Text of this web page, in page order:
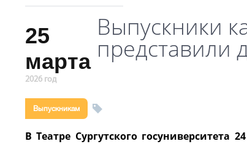
25
марта
2026 год
Выпускники
представили
Выпускникам
В Театре Сургутского